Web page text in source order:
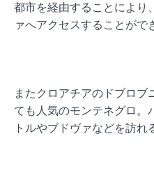
都市を経由することにより
ァへアクセスすることがで
またクロアチアのドブロブ
ても人気のモンテネグロ。
トルやブドヴァなどを訪れ